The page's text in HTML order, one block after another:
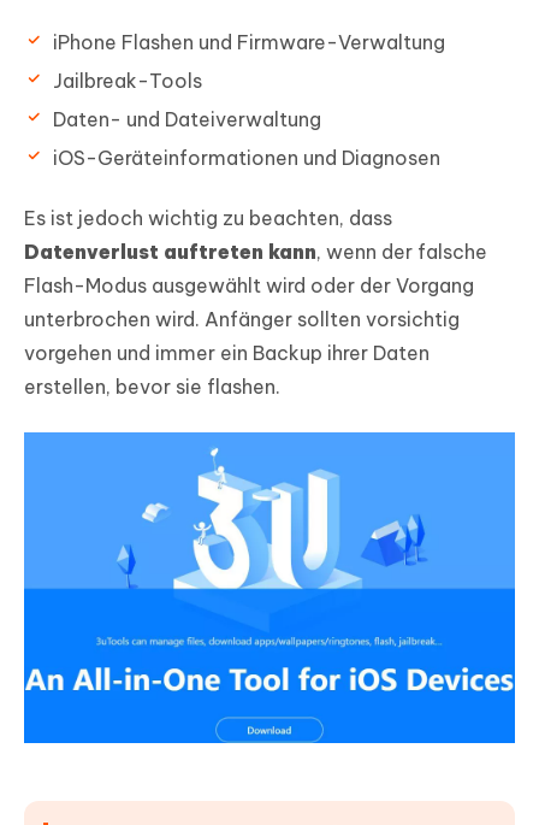
iPhone Flashen und Firmware-Verwaltung
Jailbreak-Tools
Daten- und Dateiverwaltung
iOS-Geräteinformationen und Diagnosen
Es ist jedoch wichtig zu beachten, dass
Datenverlust auftreten kann, wenn der falsche
Flash-Modus ausgewählt wird oder der Vorgang
unterbrochen wird. Anfänger sollten vorsichtig
vorgehen und immer ein Backup ihrer Daten
erstellen, bevor sie flashen.